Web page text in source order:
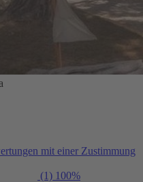
mit einer Zustimmung
(1) 100%